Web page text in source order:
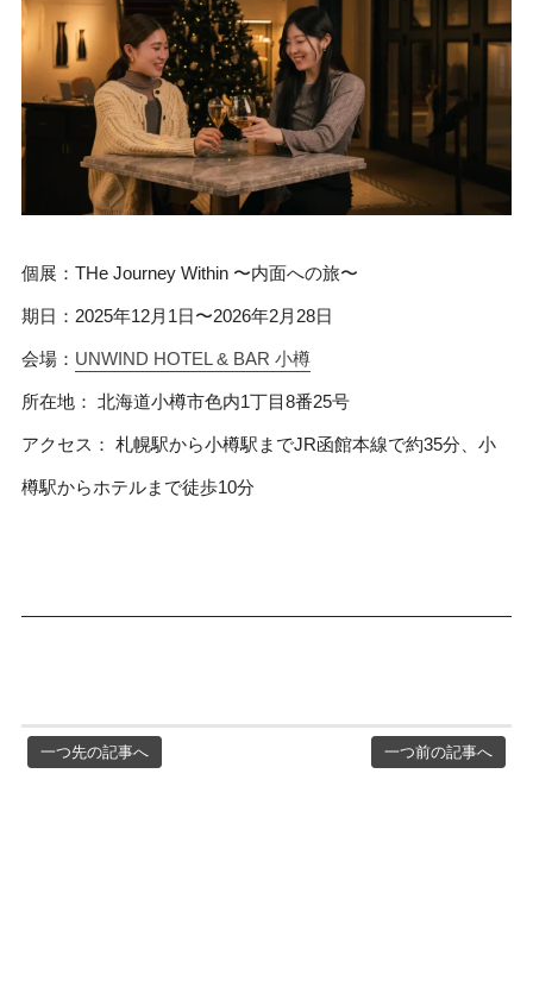
個展：THe Journey Within 〜内面への旅〜
期日：2025年12月1日〜2026年2月28日
会場： UNWIND HOTEL & BAR 小樽
所在地： 北海道小樽市色内1丁目8番25号
アクセス： 札幌駅から小樽駅までJR函館本線で約35分、小
樽駅からホテルまで徒歩10分
一つ先の記事へ 一つ前の記事へ